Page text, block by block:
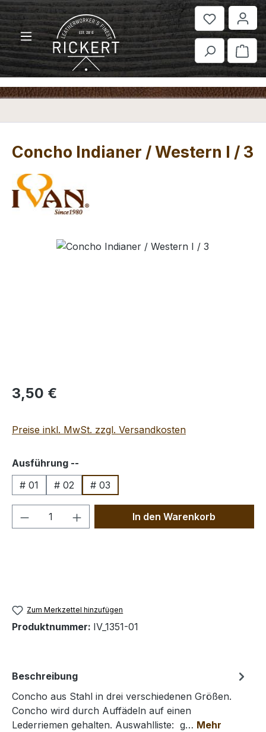
Zum Hauptinhalt springen
Concho Indianer / Western I / 3
Bildergalerie überspringen
Regulärer Preis:
3,50 €
Preise inkl. MwSt. zzgl. Versandkosten
Ausführung --
# 01
# 02 # 03
Produkt Anzahl: Gib denIn den Warenkorb
Zum Merkzettel hinzufügen
Produktnummer: IV_1351-01
Beschreibung
Concho aus Stahl in drei verschiedenen Größen.
Concho wird durch Auffädeln auf einen
Lederriemen gehalten. Auswahlliste: g… Mehr